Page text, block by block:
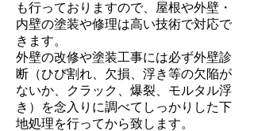
も行っておりますので、屋根や外壁・
内壁の塗装や修理は高い技術で対応で
きます。
外壁の改修や塗装工事には必ず外壁診
断（ひび割れ、欠損、浮き等の欠陥が
ないか、クラック、爆裂、モルタル浮
き）を念入りに調べてしっかりした下
地処理を行ってから致します。